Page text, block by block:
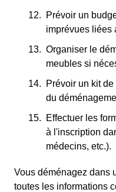
Prévoir un
imprévues liées
Organiser le
meubles si
Prévoir un kit
du
Effectuer les
à l'inscription
médecins, etc.).
Vous déménagez dans
toutes les informations